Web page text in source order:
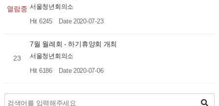
열람중 서울청년회의소
Hit 6245
Date 2020-07-23
23
7월 월례회 - 하기휴양회 개최
서울청년회의소
Hit 6186
Date 2020-07-06